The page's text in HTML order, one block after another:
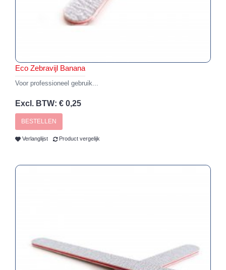
Eco Zebravijl Banana
Voor professioneel gebruik...
Excl. BTW: € 0,25
BESTELLEN
Verlanglijst Product vergelijk